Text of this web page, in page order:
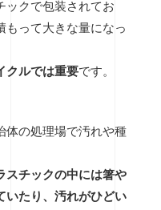
ックで包装されてお
もって大きな量になっ
クルでは重要です。
体の処理場で汚れや種
スチックの中には箸や
いたり、汚れがひどい